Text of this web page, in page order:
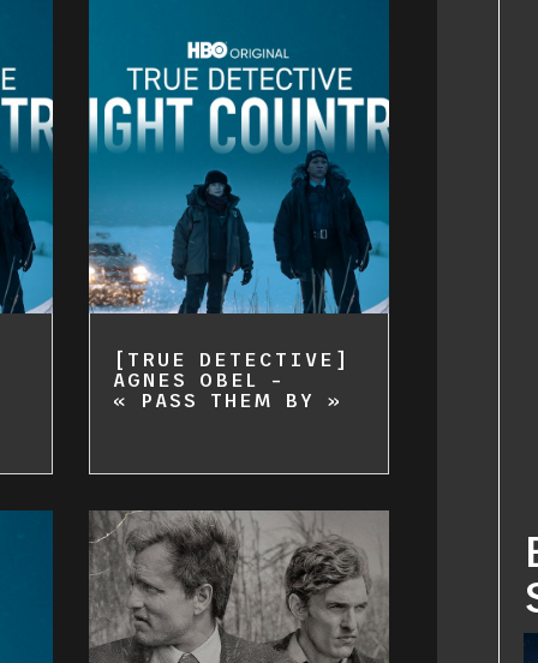
[TRUE DETECTIVE]
AGNES OBEL –
« PASS THEM BY »